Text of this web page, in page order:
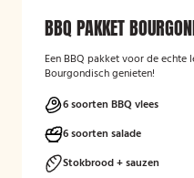
BBQ PAKKET
Een BBQ pakket voor de echte
Bourgondisch genieten!
6 soorten BBQ vlees
6 soorten salade
Stokbrood + sauzen